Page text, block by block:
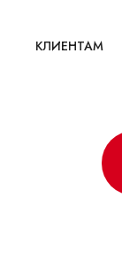
КЛИЕНТАМ